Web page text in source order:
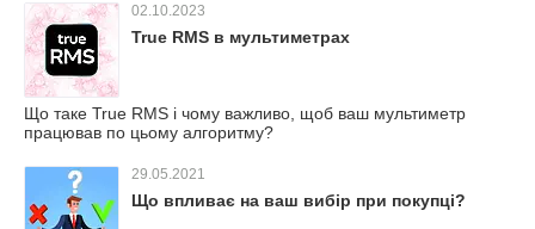
02.10.2023
True RMS в мультиметрах
Що таке True RMS і чому важливо, щоб ваш мультиметр
працював по цьому алгоритму?
29.05.2021
Що впливає на ваш вибір при покупці?